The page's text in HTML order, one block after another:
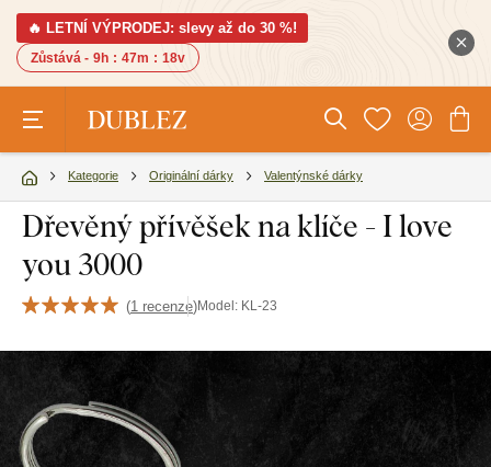
🔥 LETNÍ VÝPRODEJ: slevy až do 30 %!
Zůstává - 9h : 47m : 17v
Kategorie Originální dárky Valentýnské dárky
Dřevěný přívěšek na klíče - I love
you 3000
(1 recenze)Model: KL-23